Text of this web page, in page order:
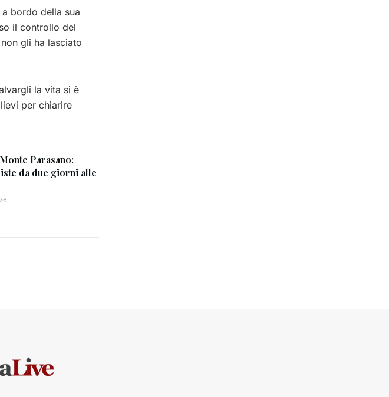
bordo della sua
il controllo del
gli ha lasciato
la vita si è
per chiarire
Parasano:
da due giorni alle